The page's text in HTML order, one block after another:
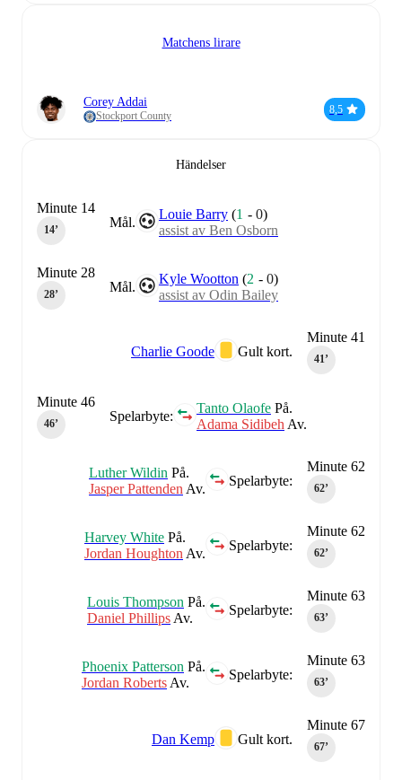
Matchens lirare
Corey Addai
Stockport County
8,5
Händelser
Mål.
Louie Barry (1 -0)
assist av Ben Osborn
Minute 14
14‎’‎
Mål.
Kyle Wootton (2 -0)
assist av Odin Bailey
Minute 28
28‎’‎
Minute 41
41‎’‎
Gult kort.
Charlie Goode
Spelarbyte:
Tanto Olaofe På.
Adama Sidibeh Av.
Minute 46
46‎’‎
Minute 62
62‎’‎
Spelarbyte:
Luther Wildin På.
Jasper Pattenden Av.
Minute 62
62‎’‎
Spelarbyte:
Harvey White På.
Jordan Houghton Av.
Minute 63
63‎’‎
Spelarbyte:
Louis Thompson På.
Daniel Phillips Av.
Minute 63
63‎’‎
Spelarbyte:
Phoenix Patterson På.
Jordan Roberts Av.
Minute 67
67‎’‎
Gult kort.
Dan Kemp